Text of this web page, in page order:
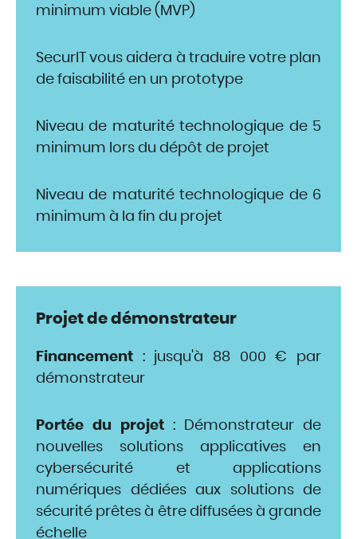
minimum viable (MVP)
SecurIT vous aidera à traduire votre plan
de faisabilité en un prototype
Niveau de maturité technologique de 5
minimum lors du dépôt de projet
Niveau de maturité technologique de 6
minimum à la fin du projet
Projet de démonstrateur
Financement : jusqu'à 88 000 € par
démonstrateur
Portée du projet : Démonstrateur de
nouvelles solutions applicatives en
cybersécurité et applications
numériques dédiées aux solutions de
sécurité prêtes à être diffusées à grande
échelle